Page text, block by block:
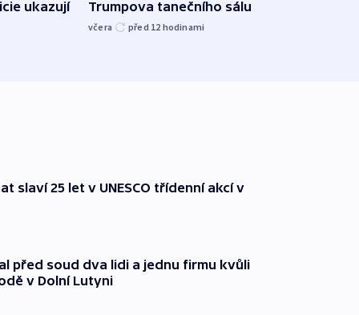
ukazují
Trumpova tanečního sálu
včera před 12 hodinami
slaví 25 let v UNESCO třídenní akcí v
před soud dva lidi a jednu firmu kvůli
v Dolní Lutyni